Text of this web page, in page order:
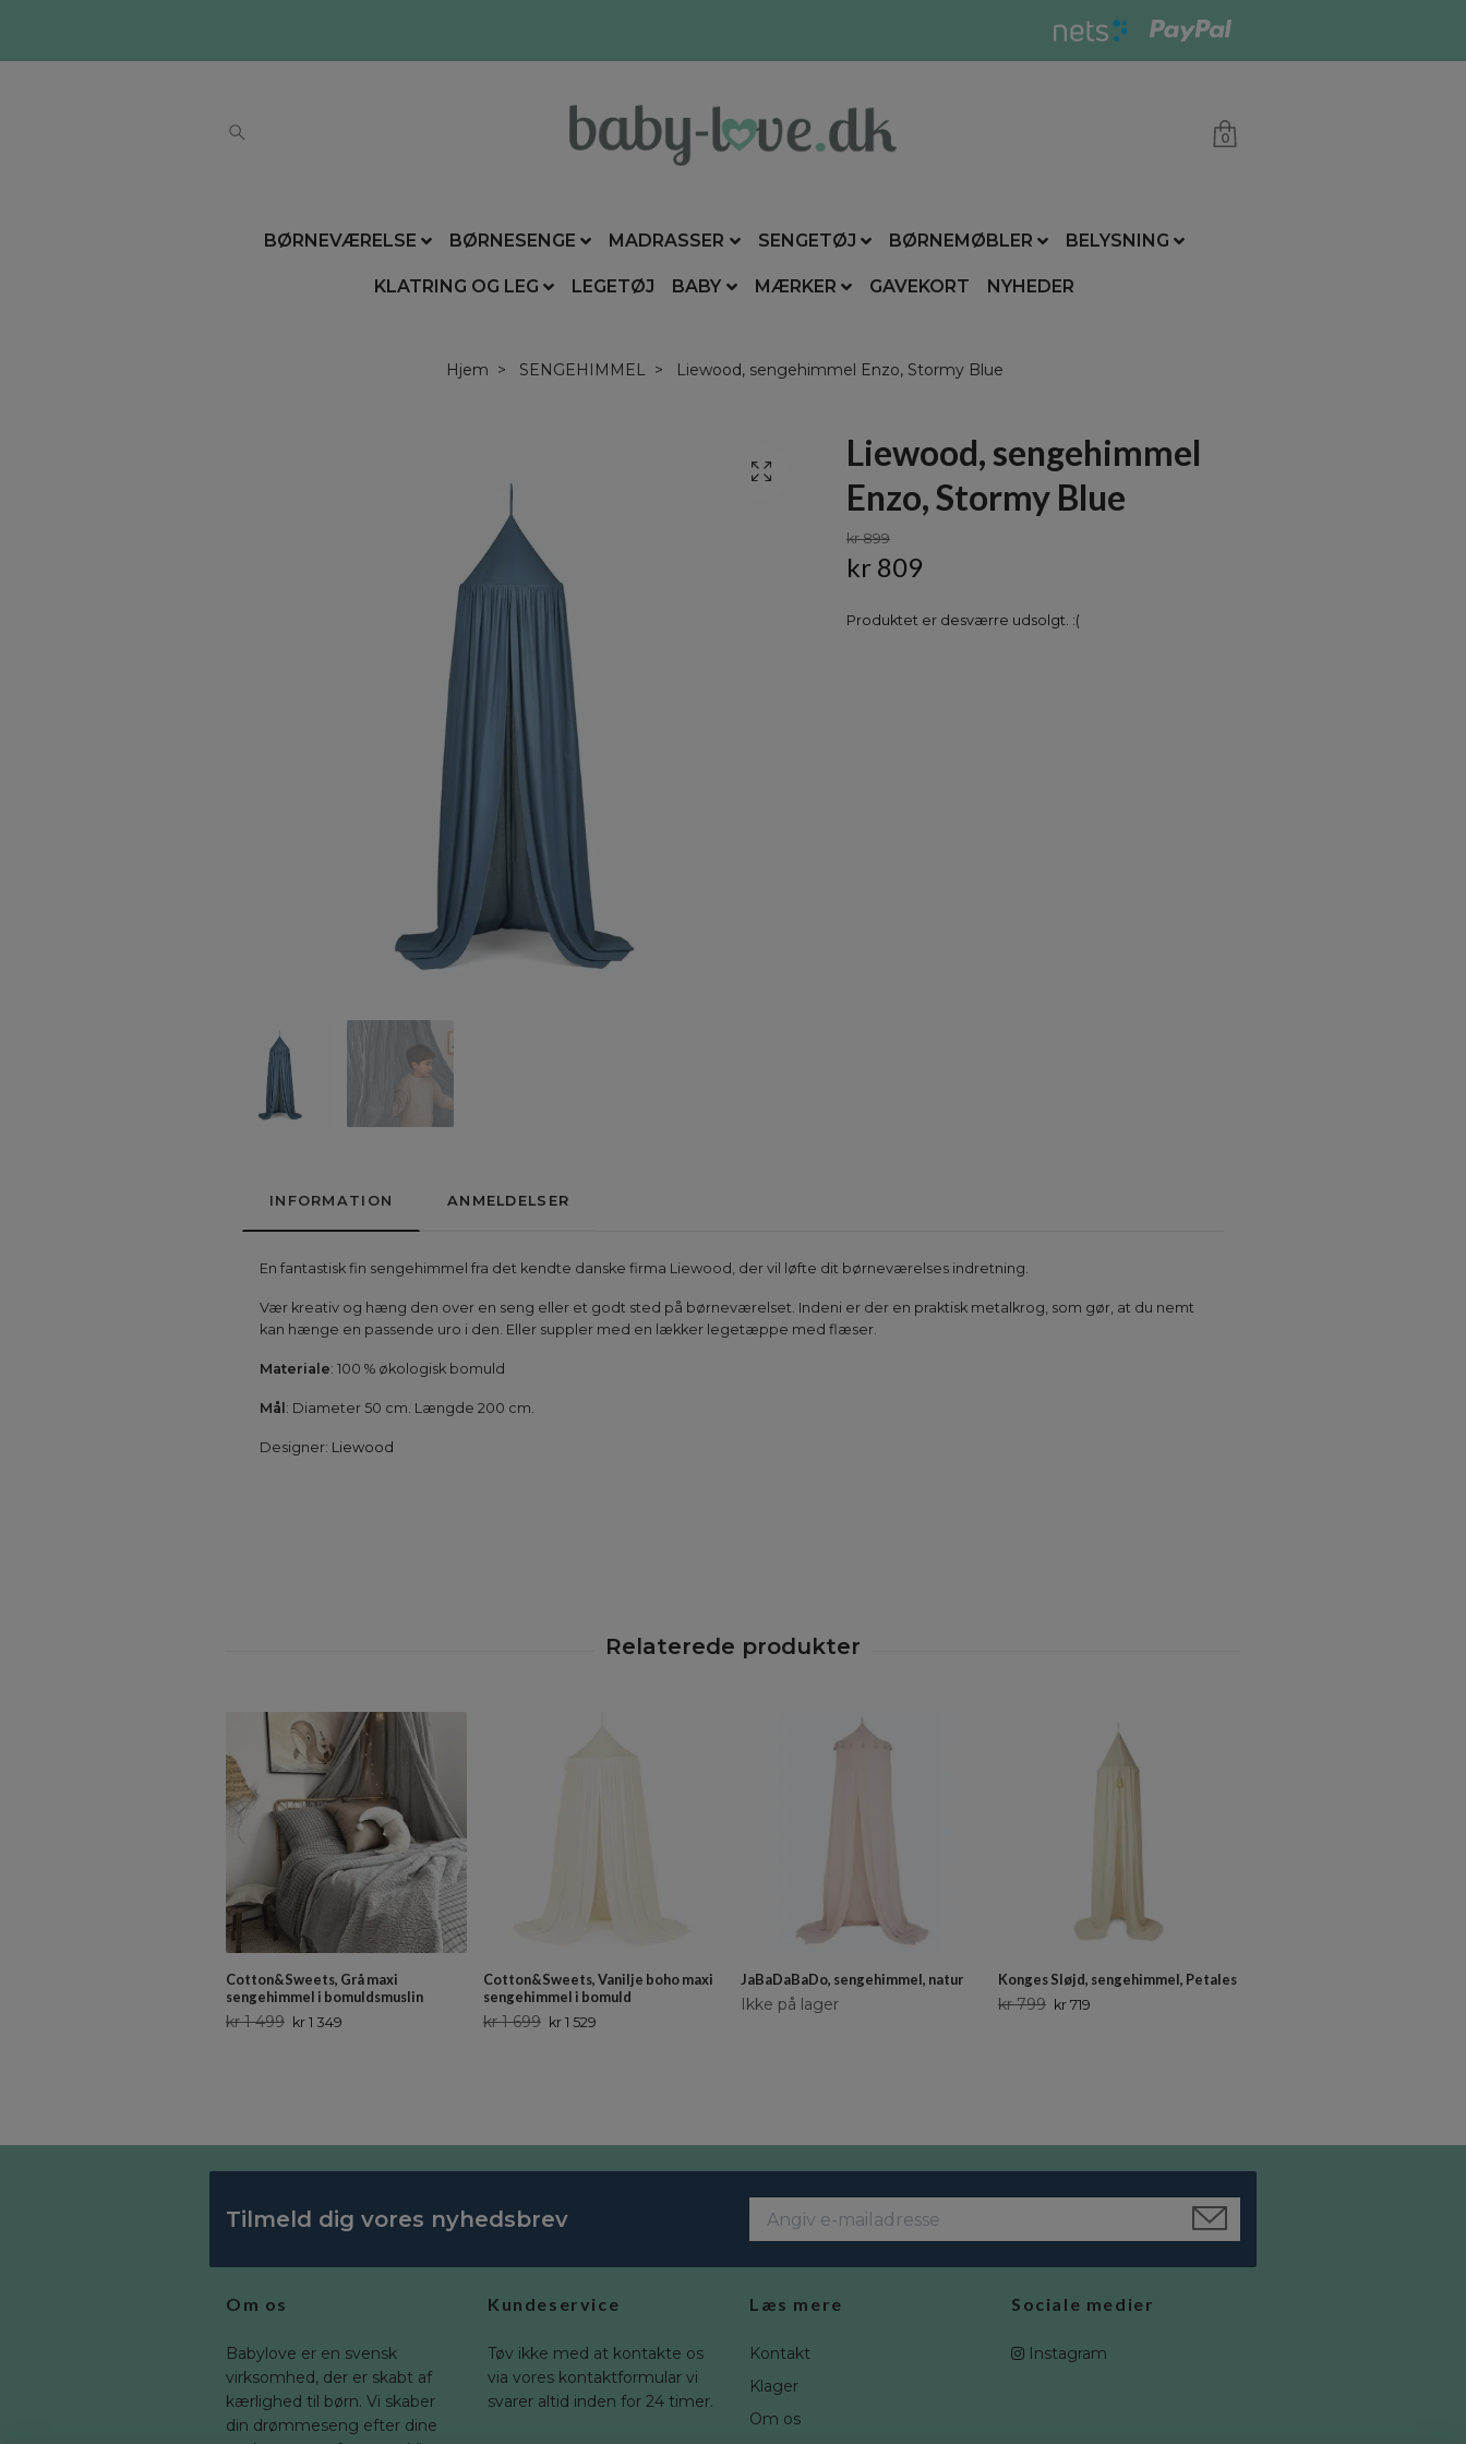
0
BØRNEVÆRELSE BØRNESENGE MADRASSER SENGETØJ BØRNEMØBLER BELYSNING
KLATRING OG LEG LEGETØJ BABY MÆRKER GAVEKORT NYHEDER
Hjem SENGEHIMMEL Liewood, sengehimmel Enzo, Stormy Blue
Liewood, sengehimmel
Enzo, Stormy Blue
kr 899
kr 809
Produktet er desværre udsolgt. :(
INFORMATION ANMELDELSER
En fantastisk fin sengehimmel fra det kendte danske firma Liewood, der vil løfte dit børneværelses indretning.
Vær kreativ og hæng den over en seng eller et godt sted på børneværelset. Indeni er der en praktisk metalkrog, som gør, at du nemt
kan hænge en passende uro i den. Eller suppler med en lækker legetæppe med flæser.
Materiale: 100 % økologisk bomuld
Mål : Diameter 50 cm. Længde 200 cm.
Designer: Liewood
Cotton&Sweets, Grå maxi
sengehimmel i bomuldsmuslin
kr 1 499 kr 1 349
Cotton&Sweets, Vanilje boho maxi
sengehimmel i bomuld
kr 1 699 kr 1 529
JaBaDaBaDo, sengehimmel, natur
Ikke på lager
Konges Sløjd, sengehimmel, Petales
kr 799 kr 719
Tilmeld dig vores nyhedsbrev
Om os
Babylove er en svensk
virksomhed, der er skabt af
kærlighed til børn. Vi skaber
din drømmeseng efter dine
Kundeservice
Tøv ikke med at kontakte os
via vores kontaktformular vi
svarer altid inden for 24 timer.
Læs mere
Kontakt
Klager
Om os
Sociale medier
Instagram